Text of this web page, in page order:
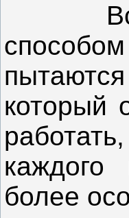
Все на
который
более